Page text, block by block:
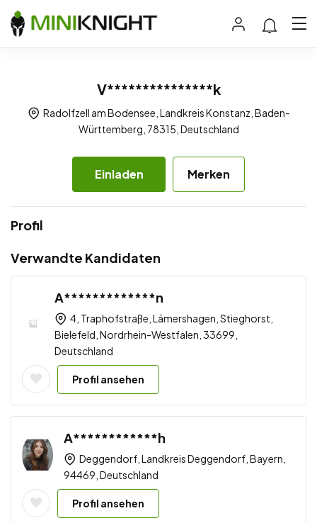
V***************k
Radolfzell am Bodensee, Landkreis Konstanz, Baden-
Württemberg, 78315, Deutschland
Einladen Merken
Profil
Verwandte Kandidaten
A*************n
4, Traphofstraße, Lämershagen, Stieghorst,
Bielefeld, Nordrhein-Westfalen, 33699,
Deutschland
Profil ansehen
A************h
Deggendorf, Landkreis Deggendorf, Bayern,
94469, Deutschland
Profil ansehen